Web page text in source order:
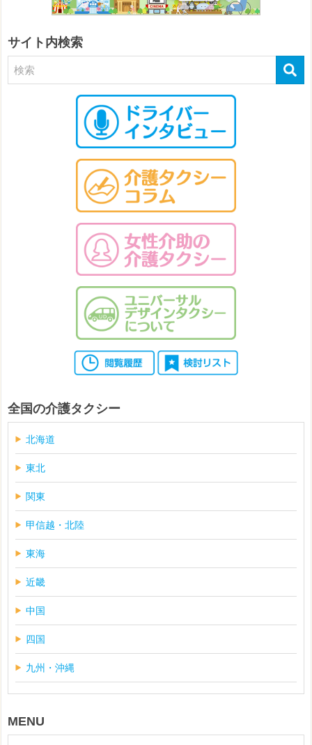
サイト内検索
全国の介護タクシー
北海道
東北
関東
甲信越・北陸
東海
近畿
中国
四国
九州・沖縄
MENU